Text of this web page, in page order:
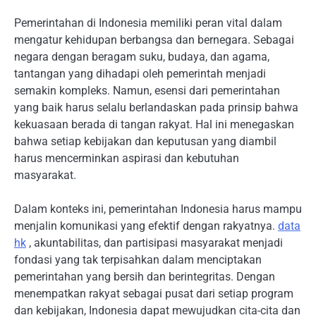
Pemerintahan di Indonesia memiliki peran vital dalam
mengatur kehidupan berbangsa dan bernegara. Sebagai
negara dengan beragam suku, budaya, dan agama,
tantangan yang dihadapi oleh pemerintah menjadi
semakin kompleks. Namun, esensi dari pemerintahan
yang baik harus selalu berlandaskan pada prinsip bahwa
kekuasaan berada di tangan rakyat. Hal ini menegaskan
bahwa setiap kebijakan dan keputusan yang diambil
harus mencerminkan aspirasi dan kebutuhan
masyarakat.
Dalam konteks ini, pemerintahan Indonesia harus mampu
menjalin komunikasi yang efektif dengan rakyatnya. data
hk , akuntabilitas, dan partisipasi masyarakat menjadi
fondasi yang tak terpisahkan dalam menciptakan
pemerintahan yang bersih dan berintegritas. Dengan
menempatkan rakyat sebagai pusat dari setiap program
dan kebijakan, Indonesia dapat mewujudkan cita-cita dan